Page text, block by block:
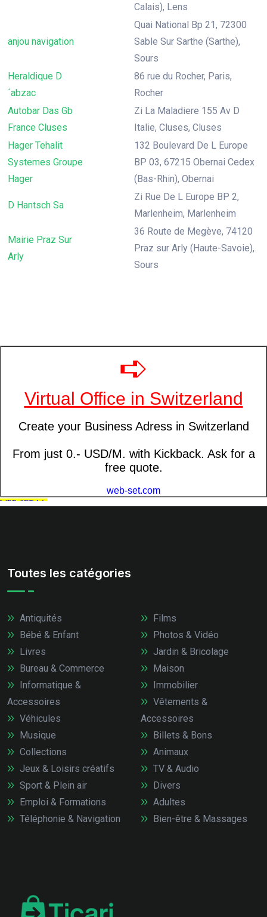
Calais), Lens
anjou navigation
Quai National Bp 21, 72300
Sable Sur Sarthe (Sarthe),
Sours
Heraldique D
´abzac
86 rue du Rocher, Paris,
Rocher
Autobar Das Gb
France Cluses
Zi La Maladiere 155 Av D
Italie, Cluses, Cluses
Hager Tehalit
Systemes Groupe
Hager
132 Boulevard De L Europe
BP 03, 67215 Obernai Cedex
(Bas-Rhin), Obernai
D Hantsch Sa
Zi Rue De L Europe BP 2,
Marlenheim, Marlenheim
Mairie Praz Sur
Arly
36 Route de Megève, 74120
Praz sur Arly (Haute-Savoie),
Sours
Toutes les catégories
Antiquités
Bébé & Enfant
Livres
Bureau & Commerce
Informatique &
Accessoires
Véhicules
Films
Photos & Vidéo
Jardin & Bricolage
Maison
Immobilier
Vêtements &
Accessoires
Musique
Collections
Jeux & Loisirs créatifs
Sport & Plein air
Emploi & Formations
Téléphonie & Navigation
Billets & Bons
Animaux
TV & Audio
Divers
Adultes
Bien-être & Massages